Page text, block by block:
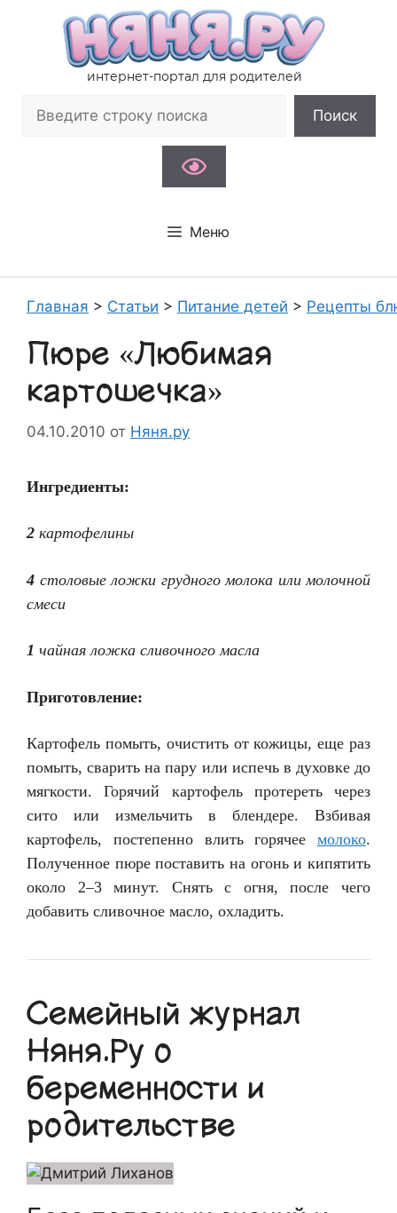
содержимому
интернет-портал для родителей
Поиск
Меню
Главная > Статьи > Питание детей > Рецепты
Пюре «Любимая
картошечка»
04.10.2010 от Няня.ру
Ингредиенты:
2 картофелины
4 столовые ложки грудного молока или молочной
смеси
1 чайная ложка сливочного масла
Приготовление:
Картофель помыть, очистить от кожицы, еще раз
помыть, сварить на пару или испечь в духовке до
мягкости. Горячий картофель протереть через
сито или измельчить в блендере. Взбивая
картофель, постепенно влить горячее молоко.
Полученное пюре поставить на огонь и кипятить
около 2–3 минут. Снять с огня, после чего
добавить сливочное масло, охладить.
Семейный журнал
Няня.Ру о
беременности и
родительстве